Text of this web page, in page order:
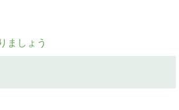
ましょう